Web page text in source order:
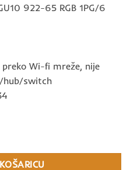
922-65 RGB 1PG/6
Wi-fi mreže, nije
hub/switch